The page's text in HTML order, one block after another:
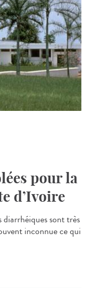
pour la
d’Ivoire
sont très
inconnue ce qui